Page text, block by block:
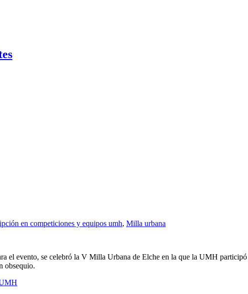
en competiciones y equipos umh, Milla urbana
el evento, se celebró la V Milla Urbana de Elche en la que la UMH
obsequio.